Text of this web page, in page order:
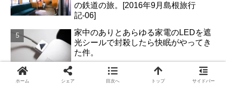
の鉄道の旅。[2016年9月島根旅行
記-06]
家中のありとあらゆる家電のLEDを遮
光シールで封殺したら快眠がやってき
た件。
フジロックのレッドゲートが超絶便
ホーム シェア 目次へ トップ サイドバー